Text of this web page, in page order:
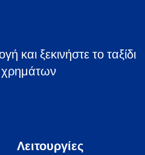
και ξεκινήστε το ταξίδι
χρημάτων
Λειτουργίες